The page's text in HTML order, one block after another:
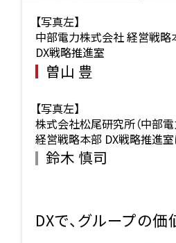
【写真左】
中部電力株式会社 経営戦略
DX戦略推進室
曽山 豊
【写真左】
株式会社松尾研究所（中部
経営戦略本部 DX戦略推進室
鈴木 慎司
DXで、グループの価